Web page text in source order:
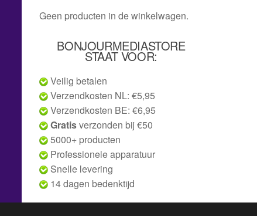
Geen producten in de winkelwagen.
BONJOURMEDIASTORE
STAAT VOOR:
Veilig betalen
Verzendkosten NL: €5,95
Verzendkosten BE: €6,95
Gratisverzonden bij €50
5000+ producten
Professionele apparatuur
Snelle levering
14 dagen bedenktijd